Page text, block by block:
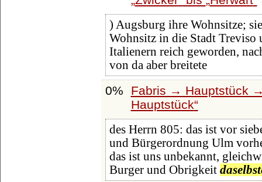
) Augsburg ihre Wohnsitze;
Wohnsitz in die Stadt Treviso
Italienern reich geworden,
von da aber breitete
0%
Fabris → Hauptstück
Hauptstück
des Herrn 805: das ist vor
und Bürgerordnung Ulm
das ist uns unbekannt,
Burger und Obrigkeit